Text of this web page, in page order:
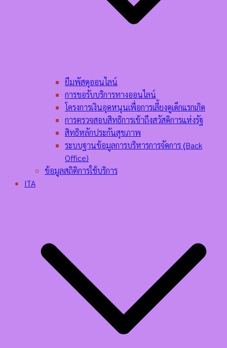
ยืมพัสดุออนไลน์
การขอรับบริการทางออนไลน์
โครงการเงินอุดหนุนเพื่อการเลี้ยงดูเด็กแรกเกิด
การตรวจสอบสิทธิการเข้าถึงสวัสดิการแห่งรัฐ
สิทธิหลักประกันสุขภาพ
ระบบฐานข้อมูลการบริหารการจัดการ (ฺBack
Office)
ข้อมูลสถิติการใช้บริการ
ITA